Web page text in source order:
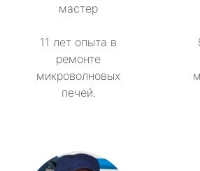
мастер
11 лет опыта в
ремонте
микроволновых
печей.